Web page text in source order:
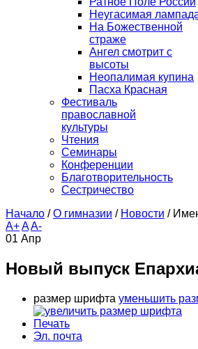
Неугасимая
На Божественной
страже
Ангел смотрит с
высоты
Неопалимая купина
Пасха Красная
Фестиваль
православной
культуры
Чтения
Семинары
Конференции
Благотворительность
Сестричество
Начало / О гимназии / Новости /
A+AA-
01 Апр
Новый выпуск
размер шрифта уменьшить
Печать
Эл. почта